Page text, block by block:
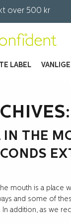
over 500 kr
LABEL
IN THE
mouth is a place
and some of
addition, as we